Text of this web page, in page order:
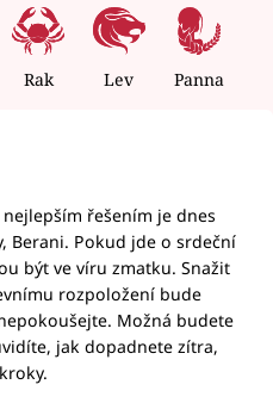
Rak Lev Panna
řešením je dnes
Berani. Pokud jde o srdeční
být ve víru zmatku. Snažit
rozpoložení bude
Možná budete
jak dopadnete zítra,